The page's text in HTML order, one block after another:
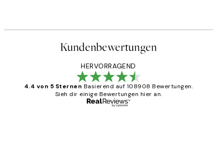
Kundenbewertungen
HERVORRAGEND
4.4 von 5 Sternen Basierend auf 108908 Bewertungen.
Sieh dir einige Bewertungen hier an.